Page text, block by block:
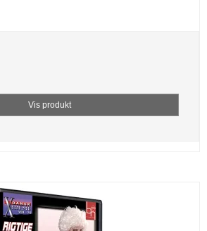
Vis produkt